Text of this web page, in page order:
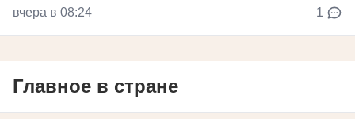
вчера в 08:24 1
Главное в стране